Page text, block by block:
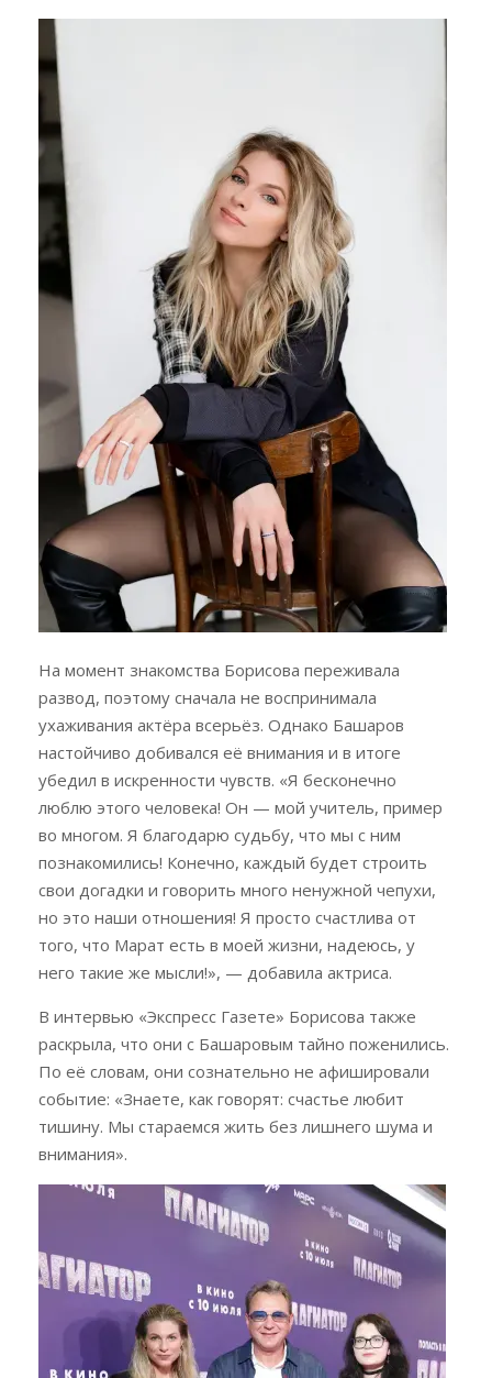
На момент знакомства Борисова переживала
развод, поэтому сначала не воспринимала
ухаживания актёра всерьёз. Однако Башаров
настойчиво добивался её внимания и в итоге
убедил в искренности чувств. «Я бесконечно
люблю этого человека! Он — мой учитель, пример
во многом. Я благодарю судьбу, что мы с ним
познакомились! Конечно, каждый будет строить
свои догадки и говорить много ненужной чепухи,
но это наши отношения! Я просто счастлива от
того, что Марат есть в моей жизни, надеюсь, у
него такие же мысли!», — добавила актриса.
В интервью «Экспресс Газете» Борисова также
раскрыла, что они с Башаровым тайно поженились.
По её словам, они сознательно не афишировали
событие: «Знаете, как говорят: счастье любит
тишину. Мы стараемся жить без лишнего шума и
внимания».